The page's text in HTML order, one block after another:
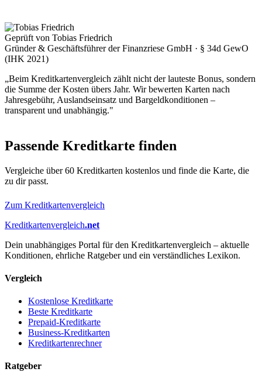
Geprüft von Tobias Friedrich
Gründer & Geschäftsführer der Finanzriese GmbH · § 34d GewO
(IHK 2021)
„Beim Kreditkartenvergleich zählt nicht der lauteste Bonus, sondern
die Summe der Kosten übers Jahr. Wir bewerten Karten nach
Jahresgebühr, Auslandseinsatz und Bargeldkonditionen –
transparent und unabhängig."
Passende Kreditkarte finden
Vergleiche über 60 Kreditkarten kostenlos und finde die Karte, die
zu dir passt.
Zum Kreditkartenvergleich
Kreditkartenvergleich.net
Dein unabhängiges Portal für den Kreditkartenvergleich – aktuelle
Konditionen, ehrliche Ratgeber und ein verständliches Lexikon.
Vergleich
Kostenlose Kreditkarte
Beste Kreditkarte
Prepaid-Kreditkarte
Business-Kreditkarten
Kreditkartenrechner
Ratgeber